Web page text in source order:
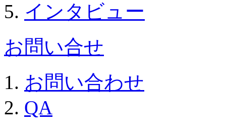
インタビュー
お問い合せ
お問い合わせ
QA